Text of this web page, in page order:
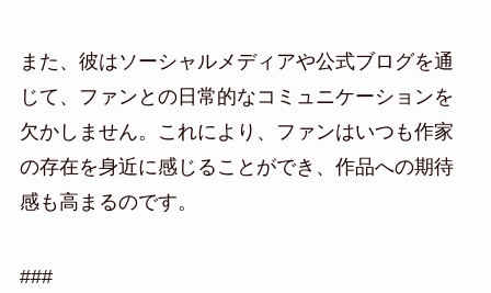
また、彼はソーシャルメディアや公式ブログを通
じて、ファンとの日常的なコミュニケーションを
欠かしません。これにより、ファンはいつも作家
の存在を身近に感じることができ、作品への期待
感も高まるのです。
###